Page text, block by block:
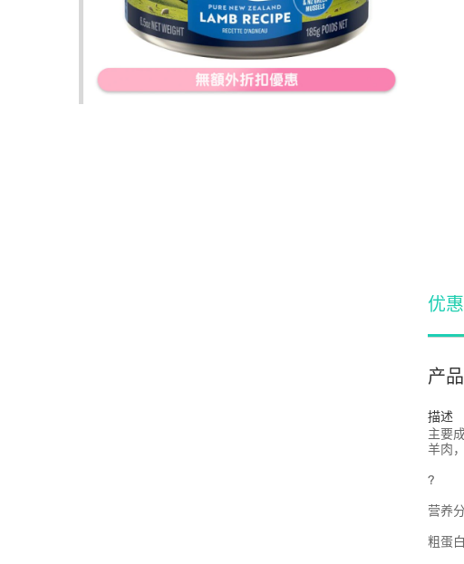
优
产
描述
主要
羊肉
?
营养
粗蛋